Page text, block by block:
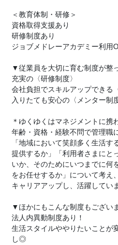
＜教育体制・研修＞
資格取得支援あり
研修制度あり
ジョブメドレーアカデミー利用
▼従業員を大切に育む制度が整
充実の〈研修制度〉
会社負担でスキルアップできる
入りたても安心の〈メンター制度
＊ゆくゆくはマネジメントに携
年齢・資格・経験不問で管理職
「地域において笑顔多く生活
提供するか」「利用者さまにと
いか、そのためにいつまでに何
をお任せするか」について考え
キャリアアップし、活躍してい
▼ほかにもこんな制度もござい
法人内異動制度あり！
生活スタイルややりたいことが
し◎